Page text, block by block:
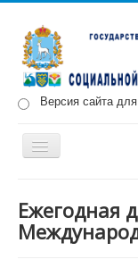
Версия сайта
Включить/
Меры социальной
Ежегодная